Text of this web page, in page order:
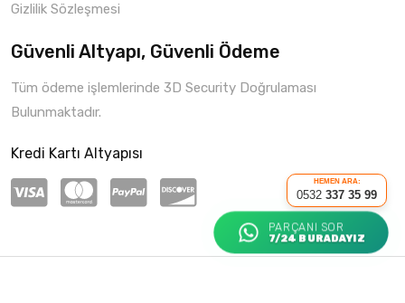
HEMEN ARA:
0532 337 35 99
PARÇANI SOR
7/24 BURADAYIZ
Gizlilik Sözleşmesi
Güvenli Altyapı, Güvenli Ödeme
Tüm ödeme işlemlerinde 3D Security Doğrulaması
Bulunmaktadır.
Kredi Kartı Altyapısı